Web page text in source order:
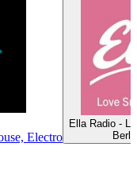
Electro
Ella Radio -